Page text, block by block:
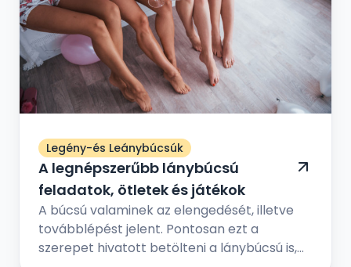
Legény-és Leánybúcsúk
A legnépszerűbb lánybúcsú
feladatok, ötletek és játékok
A búcsú valaminek az elengedését, illetve
továbblépést jelent. Pontosan ezt a
szerepet hivatott betölteni a lánybúcsú is,